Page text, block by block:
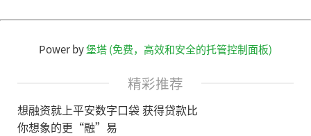
Power by堡塔 (免费，高效和安全的托管控制面板)
精彩推荐
想融资就上平安数字口袋 获得贷款比
你想象的更“融”易